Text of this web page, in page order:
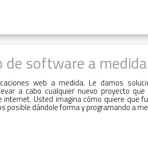
de software a medida
web a medida. Le damos
a cabo cualquier nuevo proyecto
internet. Usted imagina cómo quiere que
posible dándole forma y programando a